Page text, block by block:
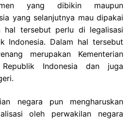
yang dibikin maupun
yang selanjutnya mau dipakai
tersebut perlu di legalisasi
Indonesia. Dalam hal tersebut
merupakan Kementerian
Indonesia dan juga
negara pun mengharuskan
oleh perwakilan negara